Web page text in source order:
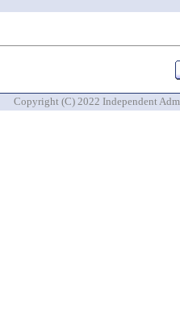
Copyright (C) 2022 Independent